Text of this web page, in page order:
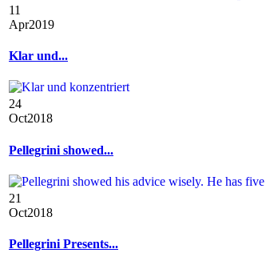
11
Apr2019
Klar und...
24
Oct2018
Pellegrini showed...
21
Oct2018
Pellegrini Presents...